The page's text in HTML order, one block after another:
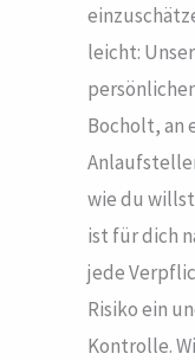
leicht:
Bocholt, an
wie du
ist für dich
jede
Risiko ein
Kontrolle.